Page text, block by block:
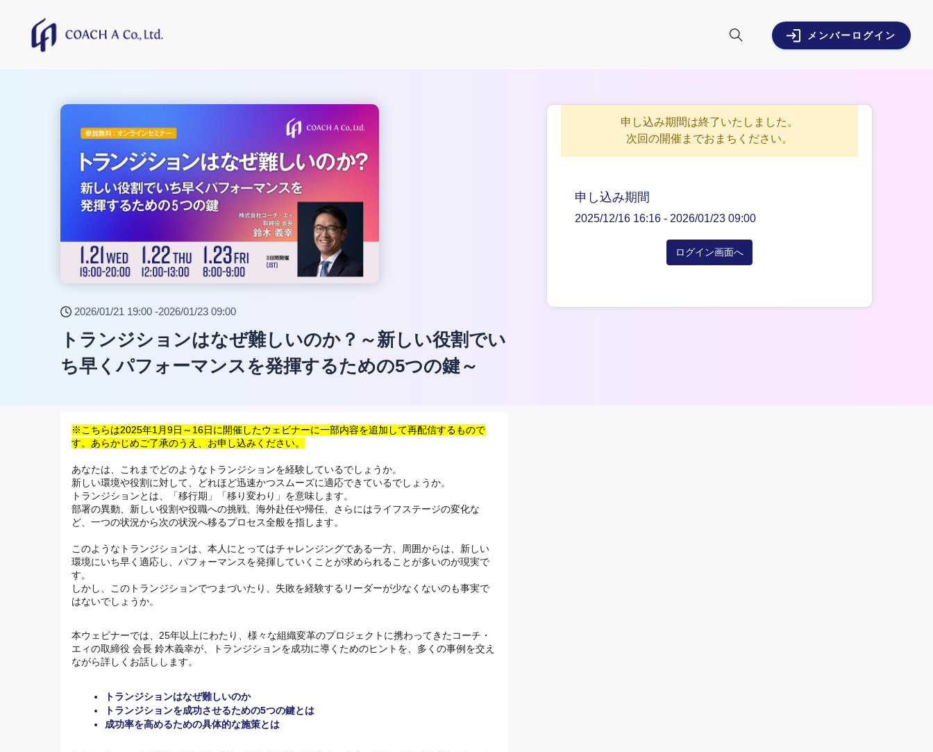
メンバーログイン
トップページ
2026/01/21 19:00 -2026/01/23 09:00
トランジションはなぜ難しいのか？～新しい役割でい
ち早くパフォーマンスを発揮するための5つの鍵～
※こちらは2025年1月9日～16日に開催したウェビナーに一部内容を追加して再配信するもので
す。あらかじめご了承のうえ、お申し込みください。
あなたは、これまでどのようなトランジションを経験しているでしょうか。
新しい環境や役割に対して、どれほど迅速かつスムーズに適応できているでしょうか。
トランジションとは、「移行期」「移り変わり」を意味します。
部署の異動、新しい役割や役職への挑戦、海外赴任や帰任、さらにはライフステージの変化な
ど、一つの状況から次の状況へ移るプロセス全般を指します。
このようなトランジションは、本人にとってはチャレンジングである一方、周囲からは、新しい
環境にいち早く適応し、 パフォーマンスを発揮していくことが求められることが多いのが現実で
す。
しかし、このトランジションでつまづいたり、失敗を経験するリーダーが少なくないのも事実で
はないでしょうか。
本ウェビナーでは、 25年以上にわたり、様々な組織変革のプロジェクトに携わってきたコーチ・
エィの取締役 会長 鈴木義幸が、
トランジションを成功に導くためのヒントを、多くの事例を交え
ながら詳しくお話しします。
トランジションはなぜ難しいのか
トランジションを成功させるための5つの鍵とは
成功率を高めるための具体的な施策とは
申し込み期間は終了いたしました。
次回の開催までおまちください。
申し込み期間
2025/12/16 16:16 - 2026/01/23 09:00
ログイン画面へ